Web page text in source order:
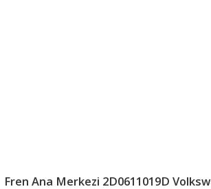
Fren Ana Merkezi 2D0611019D